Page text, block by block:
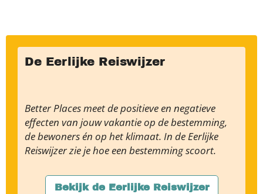
De Eerlijke Reiswijzer
Better Places meet de positieve en negatieve
effecten van jouw vakantie op de bestemming,
de bewoners én op het klimaat. In de Eerlijke
Reiswijzer zie je hoe een bestemming scoort.
Bekijk de Eerlijke Reiswijzer